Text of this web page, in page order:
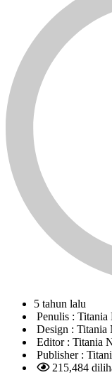
5 tahun lalu
Penulis : Titania
Design : Titania
Editor : Titania
Publisher :
215,484